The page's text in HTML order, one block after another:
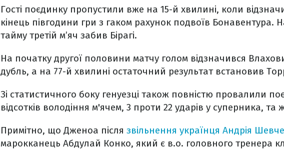
Гості поєдинку пропустили вже на 15-й хвилині, коли
кінець півгодини гри з гаком рахунок подвоїв Бонавентура.
тайму третій м’яч забив Бірагі.
На початку другої половини матчу голом відзначився
дубль, а на 77-й хвилині остаточний результат встановив
Зі статистичного боку генуезці також повністю провалили
відсотків володіння м'ячем, 3 проти 22 ударів у суперника, та
Примітно, що Дженоа після звільнення українця Андрія
марокканець Абдулай Конко, який є в.о. головного тренера